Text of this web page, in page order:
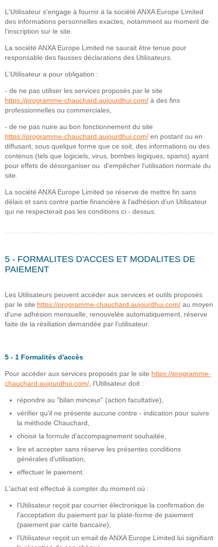
L'Utilisateur s'engage à fournir à la société ANXA Europe Limited
des informations personnelles exactes, notamment au moment de
l'inscription sur le site.
La société ANXA Europe Limited ne saurait être tenue pour
responsable des fausses déclarations des Utilisateurs.
L'Utilisateur a pour obligation :
- de ne pas utiliser les services proposés par le site
https://programme-chauchard.aujourdhui.com/ à des fins
professionnelles ou commerciales,
- de ne pas nuire au bon fonctionnement du site
https://programme-chauchard.aujourdhui.com/ en postant ou en
diffusant, sous quelque forme que ce soit, des informations ou des
contenus (tels que logiciels, virus, bombes logiques, spams) ayant
pour effets de désorganiser ou d'empêcher l'utilisation normale du
site.
La société ANXA Europe Limited se réserve de mettre fin sans
délais et sans contre partie financière à l'adhésion d'un Utilisateur
qui ne respecterait pas les conditions ci - dessus.
5 - FORMALITES D'ACCES ET MODALITES DE
PAIEMENT
Les Utilisateurs peuvent accéder aux services et outils proposés
par le site https://programme-chauchard.aujourdhui.com/ au moyen
d'une adhésion mensuelle, renouvelée automatiquement, réserve
faite de la résiliation demandée par l'utilisateur.
5 - 1 Formalités d'accès
Pour accéder aux services proposés par le site https://programme-
chauchard.aujourdhui.com/ , l'Utilisateur doit :
répondre au "bilan minceur" (action facultative),
vérifier qu'il ne présente aucune contre - indication pour suivre
la méthode Chauchard,
choisir la formule d'accompagnement souhaitée,
lire et accepter sans réserve les présentes conditions
générales d'utilisation,
effectuer le paiement.
L'achat est effectué à compter du moment où :
l'Utilisateur reçoit par courrier électronique la confirmation de
l'acceptation du paiement par la plate-forme de paiement
(paiement par carte bancaire),
l'Utilisateur reçoit un email de ANXA Europe Limited lui signifiant